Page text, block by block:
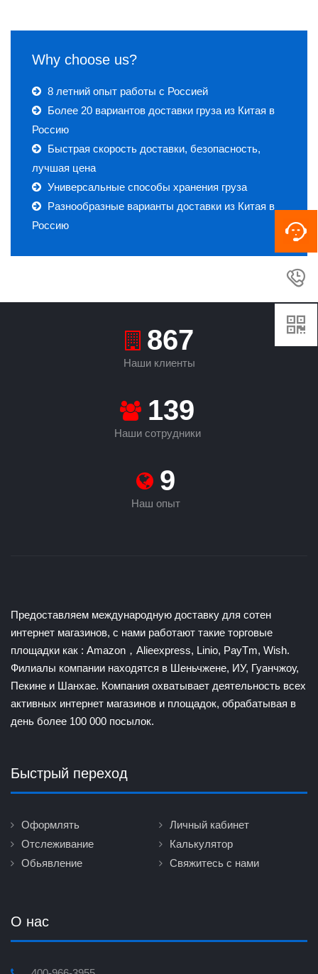
Why choose us?
8 летний опыт работы с Россией
Более 20 вариантов доставки груза из Китая в
Россию
Быстрая скорость доставки, безопасность,
лучшая цена
Универсальные способы хранения груза
Разнообразные варианты доставки из Китая в
Россию
933
Наши клиенты
149
Наши сотрудники
9
Наш опыт
Предоставляем международную доставку для сотен
интернет магазинов, с нами работают такие торговые
площадки как : Amazon，Alieexpress, Linio, PayTm, Wish.
Филиалы компании находятся в Шеньчжене, ИУ, Гуанчжоу,
Пекине и Шанхае. Компания охватывает деятельность всех
активных интернет магазинов и площадок, обрабатывая в
день более 100 000 посылок.
Быстрый переход
Оформлять
Личный кабинет
Отслеживание
Калькулятор
Обьявление
Свяжитесь с нами
О нас

